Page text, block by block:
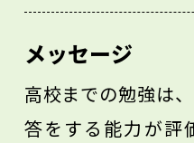
メッセージ
高校までの勉強は
答をする能力が評